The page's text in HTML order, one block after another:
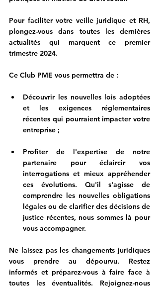
Pour faciliter votre veille juridique et RH,
plongez-vous dans toutes les dernières
actualités qui marquent ce premier
trimestre 2024.
Ce Club PME vous permettra de :
Découvrir les nouvelles lois adoptées
et les exigences réglementaires
récentes qui pourraient impacter votre
entreprise ;
Profiter de l'expertise de notre
partenaire pour éclaircir vos
interrogations et mieux appréhender
ces évolutions. Qu'il s'agisse de
comprendre les nouvelles obligations
légales ou de clarifier des décisions de
justice récentes, nous sommes là pour
vous accompagner.
Ne laissez pas les changements juridiques
vous prendre au dépourvu. Restez
informés et préparez-vous à faire face à
toutes les éventualités. Rejoignez-nous